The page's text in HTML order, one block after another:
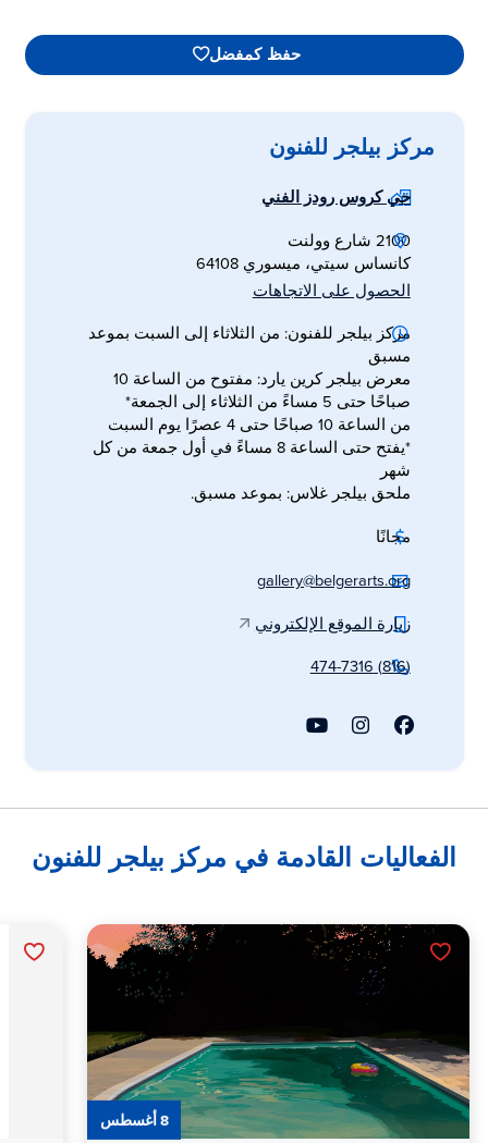
حفظ كمفضل
مركز بيلجر للفنون
حي كروس رودز الفني
2100 شارع وولنت
كانساس سيتي، ميسوري 64108
الحصول على الاتجاهات
مركز بيلجر للفنون: من الثلاثاء إلى السبت بموعد
مسبق
معرض بيلجر كرين يارد: مفتوح من الساعة 10
صباحًا حتى 5 مساءً من الثلاثاء إلى الجمعة*
من الساعة 10 صباحًا حتى 4 عصرًا يوم السبت
*يفتح حتى الساعة 8 مساءً في أول جمعة من كل
شهر
ملحق بيلجر غلاس: بموعد مسبق.
مجانًا
gallery@belgerarts.org
زيارة الموقع الإلكتروني
(816) 474-7316
الفعاليات القادمة في مركز بيلجر للفنون
8 أغسطس